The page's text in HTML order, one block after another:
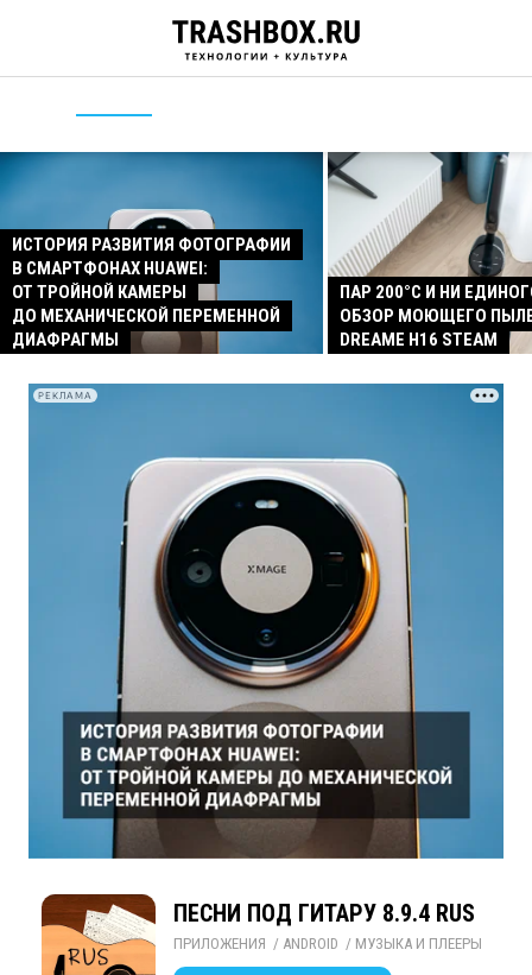
ИСТОРИЯ РАЗВИТИЯ ФОТОГРАФИИ
В СМАРТФОНАХ HUAWEI:
ОТ ТРОЙНОЙ КАМЕРЫ
ДО МЕХАНИЧЕСКОЙ ПЕРЕМЕННОЙ
ДИАФРАГМЫ
ПАР 200°C И НИ
ОБЗОР МОЮЩЕГО
DREAME H16 STEAM
РЕКЛАМА
ПЕСНИ ПОД ГИТАРУ 8.9.4 RUS
ПРИЛОЖЕНИЯ / ANDROID / МУЗЫКА И ПЛЕЕРЫ